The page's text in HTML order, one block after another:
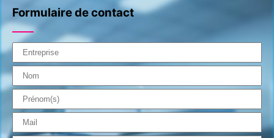
Formulaire de contact